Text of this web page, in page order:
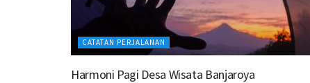
CATATAN PERJALANAN
Harmoni Pagi Desa Wisata Banjaroya